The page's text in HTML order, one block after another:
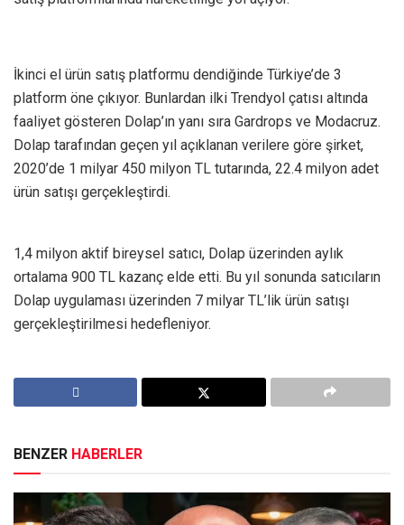
İkinci el ürün satış platformu dendiğinde Türkiye’de 3
platform öne çıkıyor. Bunlardan ilki Trendyol çatısı altında
faaliyet gösteren Dolap’ın yanı sıra Gardrops ve Modacruz.
Dolap tarafından geçen yıl açıklanan verilere göre şirket,
2020’de 1 milyar 450 milyon TL tutarında, 22.4 milyon adet
ürün satışı gerçekleştirdi.
1,4 milyon aktif bireysel satıcı, Dolap üzerinden aylık
ortalama 900 TL kazanç elde etti. Bu yıl sonunda satıcıların
Dolap uygulaması üzerinden 7 milyar TL’lik ürün satışı
gerçekleştirilmesi hedefleniyor.
BENZER HABERLER